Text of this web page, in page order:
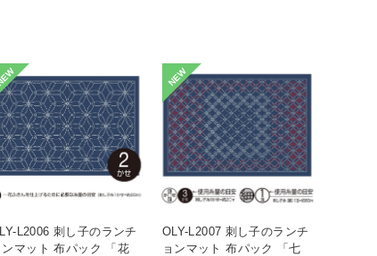
L2006 刺し子のランチ
ンマット 布パック 「花
NEW
OLY-L2007 刺し子のランチ
ョンマット 布パック 「七